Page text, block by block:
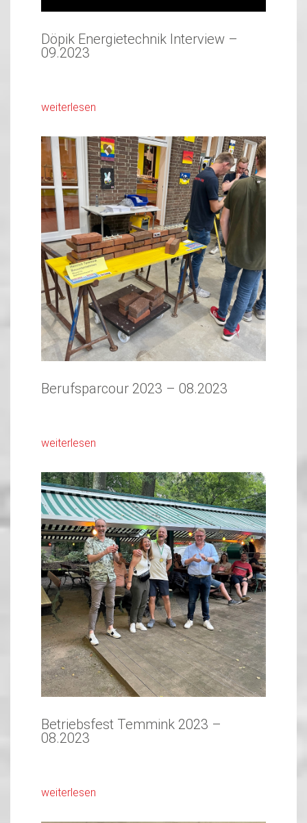
Döpik Energietechnik Interview –
09.2023
weiterlesen
Berufsparcour 2023 – 08.2023
weiterlesen
Betriebsfest Temmink 2023 –
08.2023
weiterlesen